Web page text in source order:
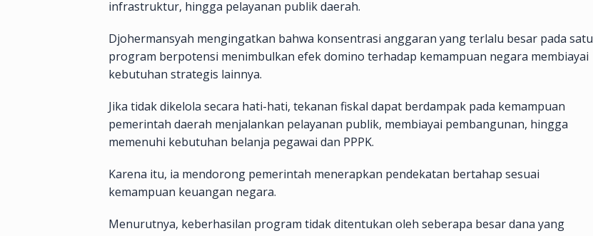
infrastruktur, hingga pelayanan publik daerah.
Djohermansyah mengingatkan bahwa konsentrasi anggaran yang terlalu besar pada satu
program berpotensi menimbulkan efek domino terhadap kemampuan negara membiayai
kebutuhan strategis lainnya.
Jika tidak dikelola secara hati-hati, tekanan fiskal dapat berdampak pada kemampuan
pemerintah daerah menjalankan pelayanan publik, membiayai pembangunan, hingga
memenuhi kebutuhan belanja pegawai dan PPPK.
Karena itu, ia mendorong pemerintah menerapkan pendekatan bertahap sesuai
kemampuan keuangan negara.
Menurutnya, keberhasilan program tidak ditentukan oleh seberapa besar dana yang